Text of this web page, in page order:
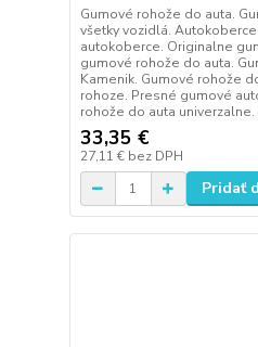
Gumové rohože do auta.
všetky vozidlá.
autokoberce. Originalne
gumové rohože do auta.
Kamenik. Gumové rohože
rohoze. Presné gumové
rohože do auta univerzalne.
33,35 €
27,11 € bez DPH
Pridať